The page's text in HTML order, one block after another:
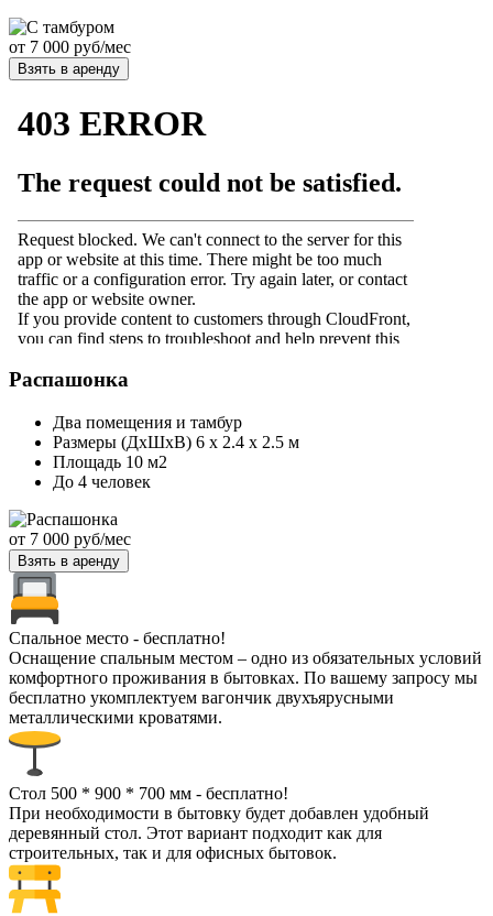
от 7 000 руб/мес
Взять в аренду
Распашонка
Два помещения и тамбур
Размеры (ДхШхВ) 6 х 2.4 х 2.5 м
Площадь 10 м2
До 4 человек
от 7 000 руб/мес
Взять в аренду
Спальное место - бесплатно!
Оснащение спальным местом – одно из обязательных условий
комфортного проживания в бытовках. По вашему запросу мы
бесплатно укомплектуем вагончик двухъярусными
металлическими кроватями.
Стол 500 * 900 * 700 мм - бесплатно!
При необходимости в бытовку будет добавлен удобный
деревянный стол. Этот вариант подходит как для
строительных, так и для офисных бытовок.